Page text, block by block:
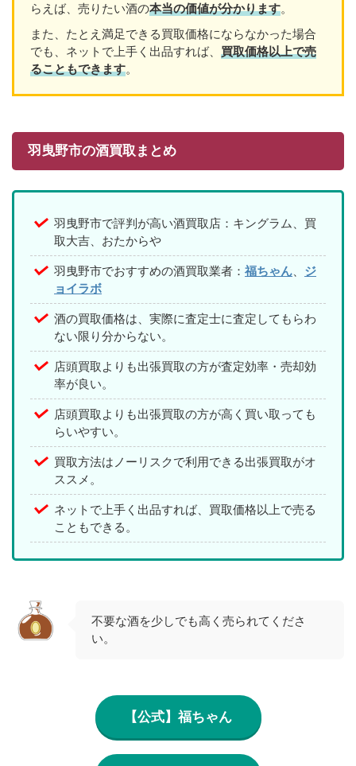
らえば、売りたい酒の本当の価値が分かります。
また、たとえ満足できる買取価格にならなかった場合
でも、ネットで上手く出品すれば、 買取価格以上で売
ることもできます。
羽曳野市の酒買取まとめ
羽曳野市で評判が高い酒買取店：キングラム、買
取大吉、おたからや
羽曳野市でおすすめの酒買取業者： 福ちゃん
ジ
ョイラボ
酒の買取価格は、実際に査定士に査定してもらわ
ない限り分からない。
店頭買取よりも出張買取の方が査定効率・売却効
率が良い。
店頭買取よりも出張買取の方が高く買い取っても
らいやすい。
買取方法はノーリスクで利用できる出張買取がオ
ススメ。
ネットで上手く出品すれば、買取価格以上で売る
こともできる。
不要な酒を少しでも高く売られてくださ
い。
【公式】福ちゃん